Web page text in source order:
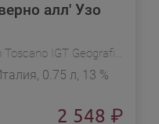
алл' Узо
Bosco del Grillo Governo all'Uso Toscano IGT Geografico
0.75 л, 13 %
2 548 ₽